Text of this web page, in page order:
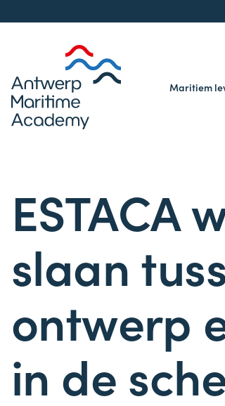
Maritiem
ESTACA
slaan
ontwerp
in de